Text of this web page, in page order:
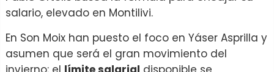
salario, elevado en Montilivi.
En Son Moix han puesto el foco en Yáser Asprilla y
asumen que será el gran movimiento del